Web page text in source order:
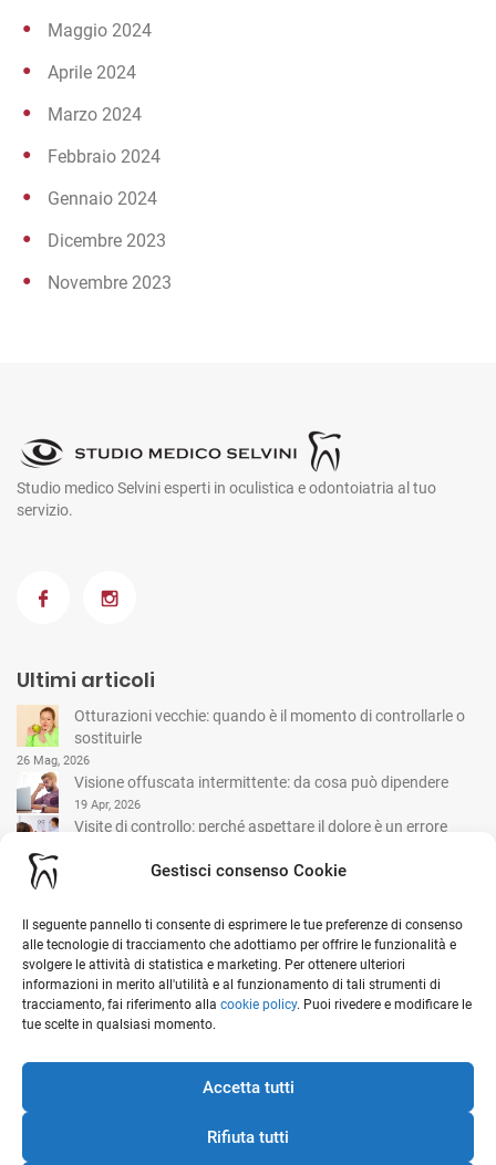
Gestisci consenso Cookie
Il seguente pannello ti consente di esprimere le tue preferenze di consenso
alle tecnologie di tracciamento che adottiamo per offrire le funzionalità e
svolgere le attività di statistica e marketing. Per ottenere ulteriori
informazioni in merito all'utilità e al funzionamento di tali strumenti di
tracciamento, fai riferimento alla cookie policy. Puoi rivedere e modificare le
tue scelte in qualsiasi momento.
Accetta tutti
Rifiuta tutti
Maggio 2024
Aprile 2024
Marzo 2024
Febbraio 2024
Gennaio 2024
Dicembre 2023
Novembre 2023
Studio medico Selvini esperti in oculistica e odontoiatria al tuo
servizio.
Ultimi articoli
Otturazioni vecchie: quando è il momento di controllarle o
sostituirle
26 Mag, 2026
Visione offuscata intermittente: da cosa può dipendere
19 Apr, 2026
Visite di controllo: perché aspettare il dolore è un errore
15 Mar, 2026
I nostri contatti
Viale G. Garibaldi, 1 - 20841 Carate Brianza (MB)